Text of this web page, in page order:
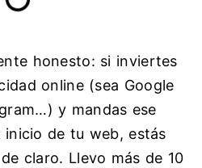
honesto: si inviertes
online (sea Google
y mandas ese
de tu web, estás
claro. Llevo más de 10